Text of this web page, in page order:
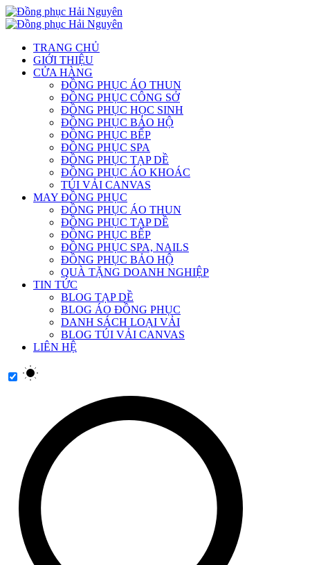
TRANG CHỦ
GIỚI THIỆU
CỬA HÀNG
ĐỒNG PHỤC ÁO THUN
ĐỒNG PHỤC CÔNG SỞ
ĐỒNG PHỤC HỌC SINH
ĐỒNG PHỤC BẢO HỘ
ĐỒNG PHỤC BẾP
ĐỒNG PHỤC SPA
ĐỒNG PHỤC TẠP DỀ
ĐỒNG PHỤC ÁO KHOÁC
TÚI VẢI CANVAS
MAY ĐỒNG PHỤC
ĐỒNG PHỤC ÁO THUN
ĐỒNG PHỤC TẠP DỀ
ĐỒNG PHỤC BẾP
ĐỒNG PHỤC SPA, NAILS
ĐỒNG PHỤC BẢO HỘ
QUÀ TẶNG DOANH NGHIỆP
TIN TỨC
BLOG TẠP DỀ
BLOG ÁO ĐỒNG PHỤC
DANH SÁCH LOẠI VẢI
BLOG TÚI VẢI CANVAS
LIÊN HỆ